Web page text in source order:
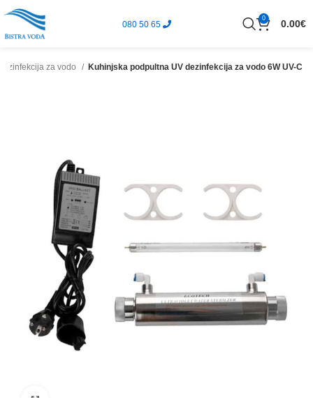
080 50 65
0 0.00€
za vodo Kuhinjska podpultna UV dezinfekcija za vodo 6W UV-C